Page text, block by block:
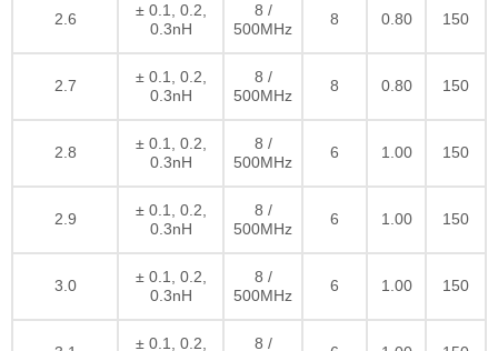
2.6
± 0.1, 0.2,
0.3nH
8 /
500MHz
8 0.80 150
2.7
± 0.1, 0.2,
0.3nH
8 /
500MHz
8 0.80 150
2.8
± 0.1, 0.2,
0.3nH
8 /
500MHz
6 1.00 150
2.9
± 0.1, 0.2,
0.3nH
8 /
500MHz
6 1.00 150
3.0
± 0.1, 0.2,
0.3nH
8 /
500MHz
6 1.00 150
± 0.1, 0.2,
8 /